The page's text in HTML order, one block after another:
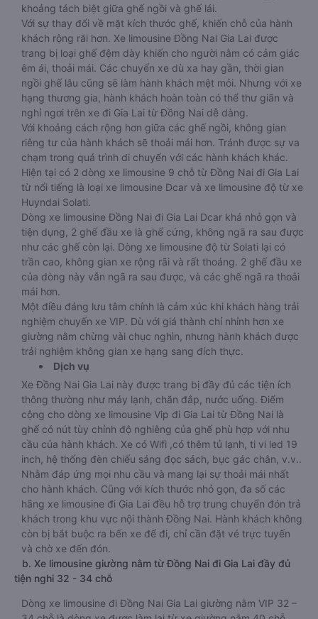
khoảng tách biệt giữa ghế ngồi và ghế lái.
Với sự thay đổi về mặt kích thước ghế, khiến chỗ của hành
khách rộng rãi hơn. Xe limousine Đồng Nai Gia Lai được
trang bị loại ghế đệm dày khiến cho người nằm có cảm giác
êm ái, thoải mái. Các chuyến xe dù xa hay gần, thời gian
ngồi ghế lâu cũng sẽ làm hành khách mệt mỏi. Nhưng với xe
hạng thương gia, hành khách hoàn toàn có thể thư giãn và
nghỉ ngơi trên xe đi Gia Lai từ Đồng Nai dễ dàng.
Với khoảng cách rộng hơn giữa các ghế ngồi, không gian
riêng tư của hành khách sẽ thoải mái hơn. Tránh được sự va
chạm trong quá trình di chuyển với các hành khách khác.
Hiện tại có 2 dòng xe limousine 9 chỗ từ Đồng Nai đi Gia Lai
từ nổi tiếng là loại xe limousine Dcar và xe limousine độ từ xe
Huyndai Solati.
Dòng xe limousine Đồng Nai đi Gia Lai Dcar khá nhỏ gọn và
tiện dụng, 2 ghế đầu xe là ghế cứng, không ngã ra sau được
như các ghế còn lại. Dòng xe limousine độ từ Solati lại có
trần cao, không gian xe rộng rãi và rất thoáng. 2 ghế đầu xe
của dòng này vẫn ngã ra sau được, và các ghế ngã ra thoải
mái hơn.
Một điều đáng lưu tâm chính là cảm xúc khi khách hàng trải
nghiệm chuyến xe VIP. Dù với giá thành chỉ nhỉnh hơn xe
giường nằm chừng vài chục nghìn, nhưng hành khách được
trải nghiệm không gian xe hạng sang đích thực.
Dịch vụ
Xe Đồng Nai Gia Lai này được trang bị đầy đủ các tiện ích
thông thường như máy lạnh, chăn đắp, nước uống. Điểm
cộng cho dòng xe limousine Vip đi Gia Lai từ Đồng Nai là
ghế có nút tùy chỉnh độ nghiêng của ghế phù hợp với nhu
cầu của hành khách. Xe có Wifi ,có thêm tủ lạnh, ti vi led 19
inch, hệ thống đèn chiếu sáng đọc sách, bục gác chân, v.v..
Nhằm đáp ứng mọi nhu cầu và mang lại sự thoải mái nhất
cho hành khách. Cũng với kích thước nhỏ gọn, đa số các
hãng xe limousine đi Gia Lai đều hỗ trợ trung chuyển đón trả
khách trong khu vực nội thành Đồng Nai. Hành khách không
còn bị bắt buộc ra bến xe để đi, chỉ cần đặt vé trực tuyến
và chờ xe đến đón.
b. Xe limousine giường nằm từ Đồng Nai đi Gia Lai đầy đủ
tiện nghi 32 - 34 chỗ
Dòng xe limousine đi Đồng Nai Gia Lai giường nằm VIP 32 –